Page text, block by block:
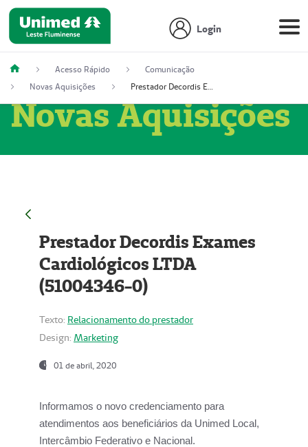
Login
Acesso Rápido
Comunicação
Novas Aquisições
Prestador Decordis Exames Cardiológicos LTDA (51004346-0)
Novas Aquisições
Prestador Decordis Exames
Cardiológicos LTDA
(51004346-0)
Texto: Relacionamento do prestador
Design: Marketing
01 de abril, 2020
Informamos o novo credenciamento para
atendimentos aos beneficiários da Unimed Local,
Intercâmbio Federativo e Nacional.